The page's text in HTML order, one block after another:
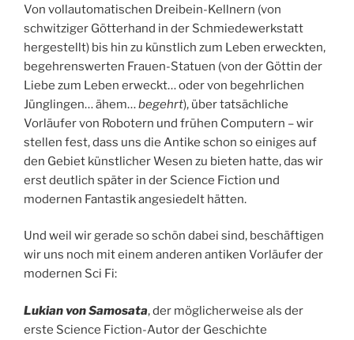
Von vollautomatischen Dreibein-Kellnern (von
schwitziger Götterhand in der Schmiedewerkstatt
hergestellt) bis hin zu künstlich zum Leben erweckten,
begehrenswerten Frauen-Statuen (von der Göttin der
Liebe zum Leben erweckt… oder von begehrlichen
Jünglingen… ähem…begehrt), über tatsächliche
Vorläufer von Robotern und frühen Computern – wir
stellen fest, dass uns die Antike schon so einiges auf
den Gebiet künstlicher Wesen zu bieten hatte, das wir
erst deutlich später in der Science Fiction und
modernen Fantastik angesiedelt hätten.
Und weil wir gerade so schön dabei sind, beschäftigen
wir uns noch mit einem anderen antiken Vorläufer der
modernen Sci Fi:
Lukian von Samosata, der möglicherweise als der
erste Science Fiction-Autor der Geschichte